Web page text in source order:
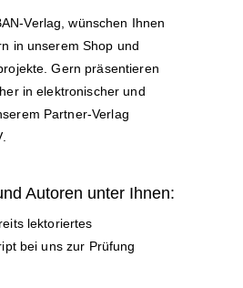
Verlag, wünschen Ihnen
in unserem Shop und
Gern präsentieren
in elektronischer und
Partner-Verlag
Autoren unter Ihnen:
lektoriertes
bei uns zur Prüfung